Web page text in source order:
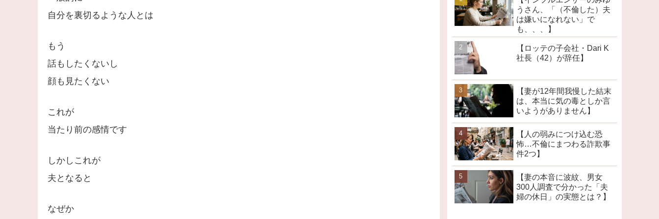
自分を裏切るような人とは
もう
話もしたくないし
顔も見たくない
これが
当たり前の感情です
しかしこれが
夫となると
なぜか
うさん、「（不倫した）夫
は嫌いになれない」で
も、、、】
【ロッテの子会社・Dari K
社長（42）が辞任】
【妻が12年間我慢した結末
は、本当に気の毒としか言
いようがありません】
【人の弱みにつけ込む恐
怖…不倫にまつわる詐欺事
件2つ】
【妻の本音に波紋、男女
300人調査で分かった「夫
婦の休日」の実態とは？】